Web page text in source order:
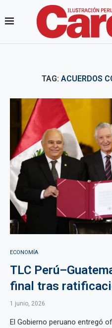
TAG: ACUERDOS
ECONOMÍA
TLC
final tras
1 junio, 2026
El Gobierno peruano entregó